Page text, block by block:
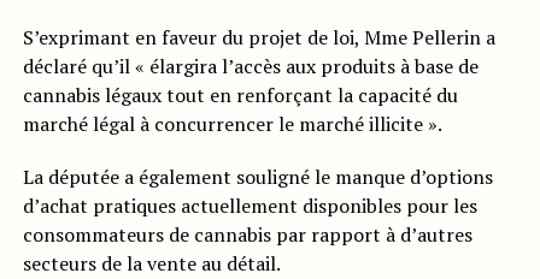
S’exprimant en faveur du projet de loi, Mme Pellerin a
déclaré qu’il « élargira l’accès aux produits à base de
cannabis légaux tout en renforçant la capacité du
marché légal à concurrencer le marché illicite ».
La députée a également souligné le manque d’options
d’achat pratiques actuellement disponibles pour les
consommateurs de cannabis par rapport à d’autres
secteurs de la vente au détail.